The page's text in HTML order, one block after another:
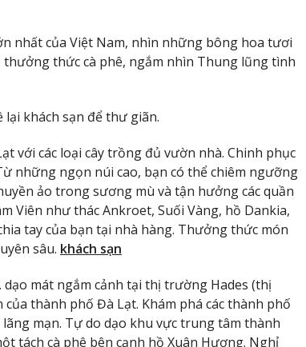
nhất của Việt Nam, nhìn những bông hoa tươi
thức cà phê, ngắm nhìn Thung lũng tình
khách sạn để thư giãn.
với các loại cây trồng đủ vườn nhà. Chinh phục
những ngọn núi cao, bạn có thể chiêm ngưỡng
ảo trong sương mù và tận hưởng các quần
Viên như thác Ankroet, Suối Vàng, hồ Dankia,
tay của bạn tại nhà hàng. Thưởng thức món
sâu. khách sạn
mát ngắm cảnh tại thị trường Hades (thị
thành phố Đà Lạt. Khám phá các thành phố
mạn. Tự do dạo khu vực trung tâm thành
tách cà phê bên cạnh hồ Xuân Hương. Nghỉ